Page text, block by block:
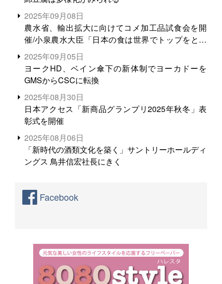
2025年09月08日
農水省、輸出拡大に向けてコメ加工品試食会を開
催/小泉農水大臣「日本の食は世界でトップをとれ
る。米増産に向けて、米輸出需要の拡大を」
2025年09月05日
ヨークHD、ベイン傘下の新体制でヨーカドーを
GMSからCSCに転換
2025年08月30日
日本アクセス「新商品グランプリ2025年秋冬」表
彰式を開催
2025年08月06日
「新時代の酒類文化を築く」サントリーホールディ
ングス 鳥井信宏社長にきく
Facebook